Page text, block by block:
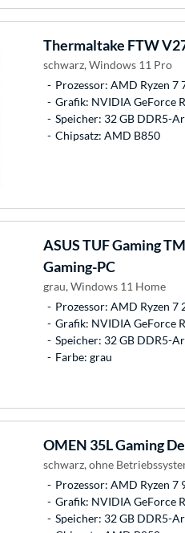
Thermaltake FTW
schwarz, Windows 11 Pro
Prozessor: AMD Ryzen 7
Grafik: NVIDIA GeForce
Speicher: 32 GB DDR5-
Chipsatz: AMD B850
ASUSTUF Gaming
Gaming-PC
grau, Windows 11 Home
Prozessor: AMD Ryzen 7
Grafik: NVIDIA GeForce
Speicher: 32 GB DDR5-
Farbe: grau
OMEN 35L Gaming
schwarz, ohne
Prozessor: AMD Ryzen 7
Grafik: NVIDIA GeForce
Speicher: 32 GB DDR5-